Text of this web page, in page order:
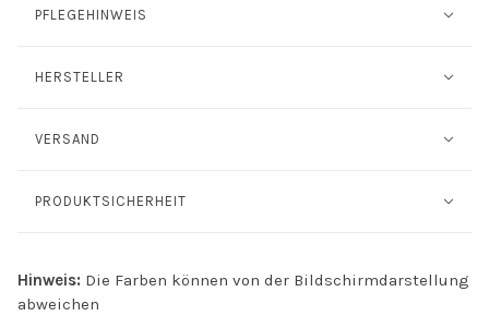
PFLEGEHINWEIS
HERSTELLER
VERSAND
PRODUKTSICHERHEIT
Hinweis: Die Farben können von der Bildschirmdarstellung
abweichen